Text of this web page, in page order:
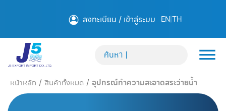
ลงทะเบียน / เข้าสู่ระบบ EN|TH
หน้าหลัก / สินค้าทั้งหมด / อุปกรณ์ทำความสะอาดสระว่ายน้ำ